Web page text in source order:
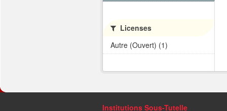
Licenses
Autre (Ouvert) (1)
Institutions Sous-Tutelle